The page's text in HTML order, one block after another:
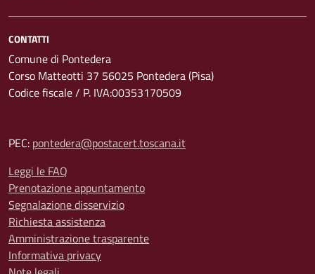
CONTATTI
Comune di Pontedera
Corso Matteotti 37 56025 Pontedera (Pisa)
Codice fiscale / P. IVA:00353170509
PEC: pontedera@postacert.toscana.it
Leggi le FAQ
Prenotazione appuntamento
Segnalazione disservizio
Richiesta assistenza
Amministrazione trasparente
Informativa privacy